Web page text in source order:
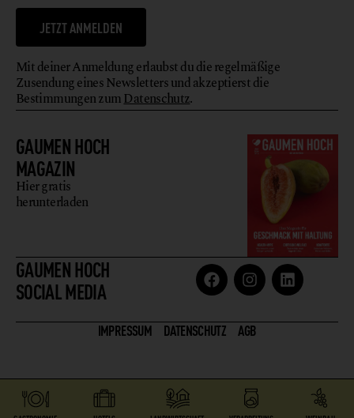
GAUMEN HOCH
MAGAZIN
Hier gratis
herunterladen
GAUMEN HOCH
SOCIAL MEDIA
JETZT ANMELDEN
Mit deiner Anmeldung erlaubst du die regelmäßige
Zusendung eines Newsletters und akzeptierst die
Bestimmungen zumDatenschutz.
IMPRESSUM DATENSCHUTZ AGB